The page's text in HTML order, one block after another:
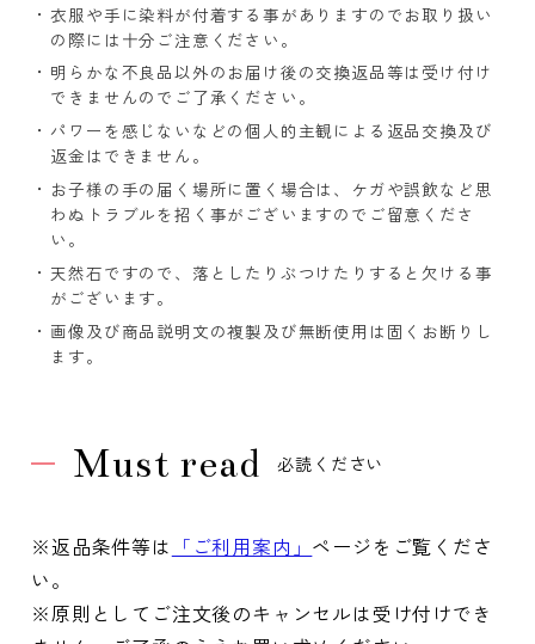
衣服や手に染料が付着する事がありますのでお取り扱い
の際には十分ご注意ください。
明らかな不良品以外のお届け後の交換返品等は受け付け
できませんのでご了承ください。
パワーを感じないなどの個人的主観による返品交換及び
返金はできません。
お子様の手の届く場所に置く場合は、ケガや誤飲など思
わぬトラブルを招く事がございますのでご留意くださ
い。
天然石ですので、落としたりぶつけたりすると欠ける事
がございます。
画像及び商品説明文の複製及び無断使用は固くお断りし
ます。
Must read 必読ください
※返品条件等は 「ご利用案内」 ページをご覧くださ
い。
※原則としてご注文後のキャンセルは受け付けでき